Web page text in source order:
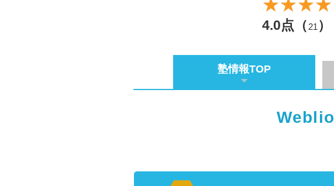
4.0点（ 21 ）
塾情報TOP